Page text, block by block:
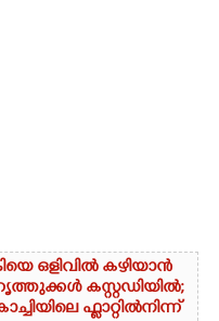
ഒളിവിൽ കഴിയാൻ
കസ്റ്റഡിയിൽ;
ഫ്ലാറ്റിൽനിന്ന്